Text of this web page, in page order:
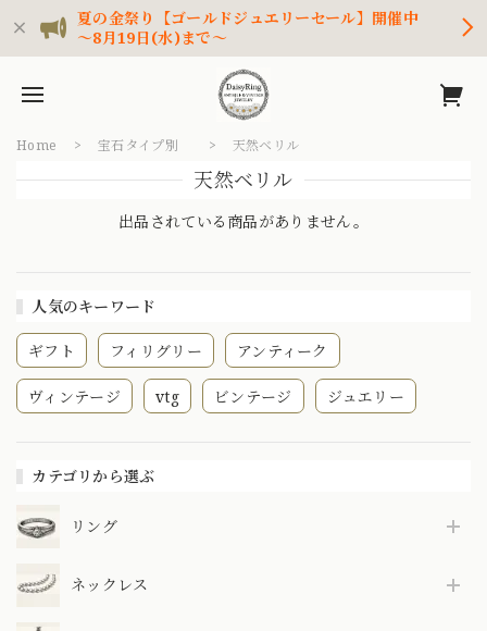
夏の金祭り【ゴールドジュエリーセール】開催中
～8月19日(水)まで～
人気のキーワード
ギフト フィリグリー アンティーク
ヴィンテージ vtg ビンテージ ジュエリー
カテゴリから選ぶ
リング
ネックレス
Home 宝石タイプ別 天然ベリル
天然ベリル
出品されている商品がありません。